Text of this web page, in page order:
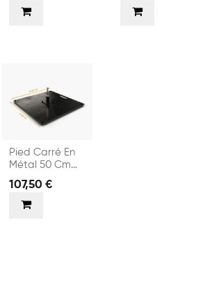
Pied Carré En
Métal 50 Cm
Drapeau
107,50 €